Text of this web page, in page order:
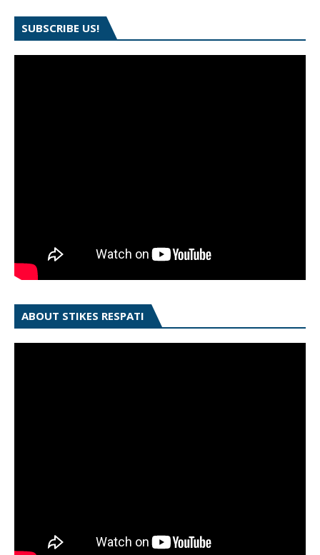
SUBSCRIBE US!
ABOUT STIKES RESPATI